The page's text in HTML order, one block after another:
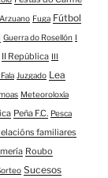
Fuga Fútbol
Guerra do Rosellón I
II República III
Juzgado Lea
Meteoroloxía
Peña F.C. Pesca
familiares
Roubo
Sucesos